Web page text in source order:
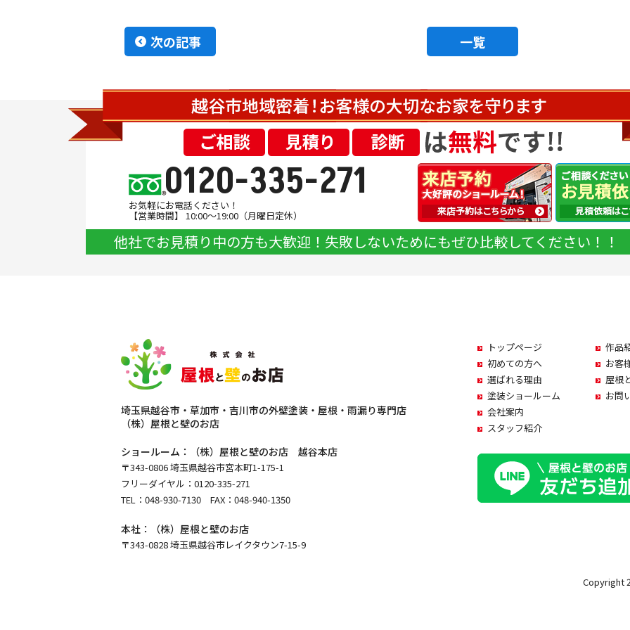
次の記事 一覧
0120-335-271
お気軽にお電話ください！
【営業時間】 10:00～19:00（月曜日定休）
他社でお見積り中の方も大歓迎！失敗しないためにもぜひ比較してください！！
埼玉県越谷市・草加市・吉川市の外壁塗装・屋根・雨漏り専門店
（株）屋根と壁のお店
ショールーム：（株）屋根と壁のお店 越谷本店
〒343-0806 埼玉県越谷市宮本町1-175-1
フリーダイヤル：0120-335-271
TEL： 048-930-7130 FAX：048-940-1350
本社：（株）屋根と壁のお店
〒343-0828 埼玉県越谷市レイクタウン7-15-9
トップページ
初めての方へ
選ばれる理由
塗装ショールーム
会社案内
スタッフ紹介
作品
お客
屋根
お問
Copyright